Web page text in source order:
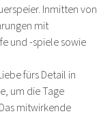
Inmitten von
mit
und -spiele sowie
fürs Detail in
um die Tage
mitwirkende